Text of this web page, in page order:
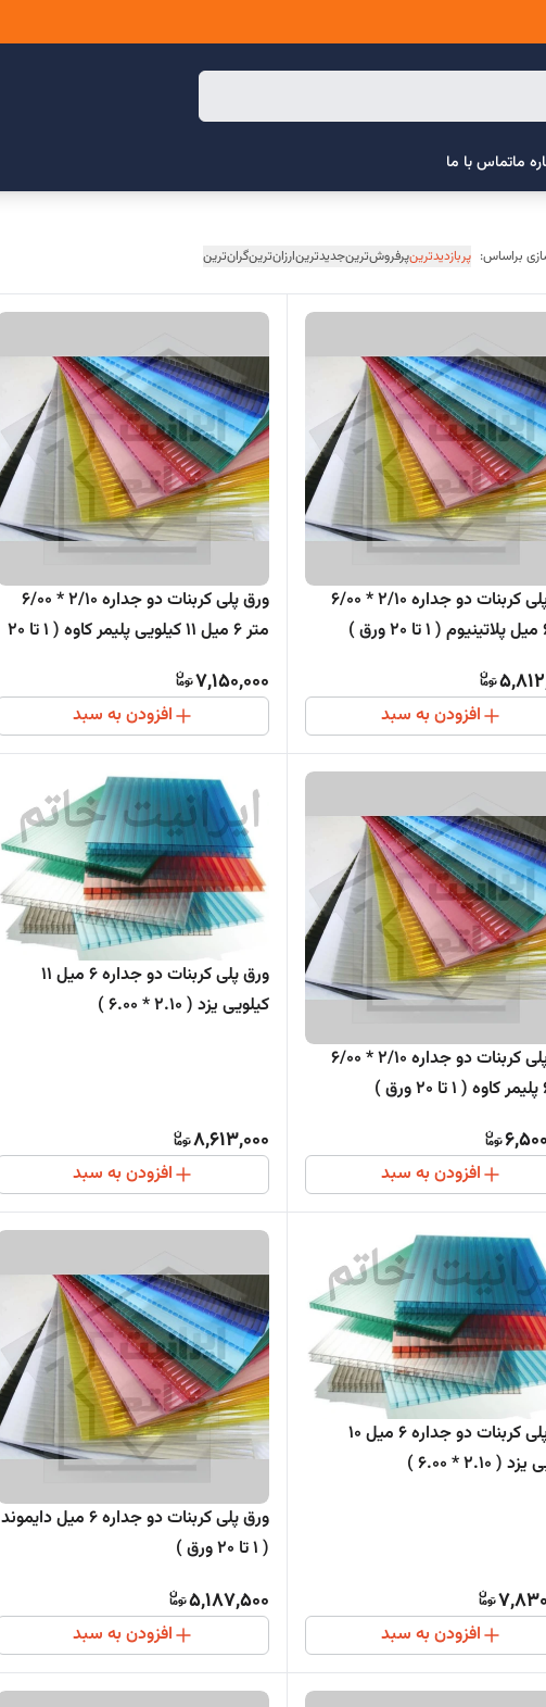
ماتماس با ما
براساس: پربازدیدترینپرفروش‌ترینجدیدترینارزان‌ترینگران‌ترین
ورق پلی کربنات دو جداره 2/10 * 6/00
افزودن به سبد
ورق پلی کربنات دو جداره 2/10 * 6/00
متر 6 میل 11 کیلویی پلیمر کاوه ( 1 تا 20
7,150,000
افزودن به سبد
ورق پلی کربنات دو جداره 2/10 * 6/00
افزودن به سبد
ورق پلی کربنات دو جداره 6 میل 11
کیلویی یزد ( 2.10 * 6.00 )
8,613,000
افزودن به سبد
ورق پلی کربنات دو جداره 6 میل 10
( 2.10 * 6.00 )
افزودن به سبد
ورق پلی کربنات دو جداره 6 میل دایموند
( 1 تا 20 ورق )
5,187,500
افزودن به سبد